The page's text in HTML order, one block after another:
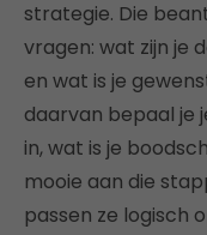
strategie. Die
vragen: wat zijn je
en wat is je
daarvan bepaal je
in, wat is je
mooie aan die
passen ze logisch